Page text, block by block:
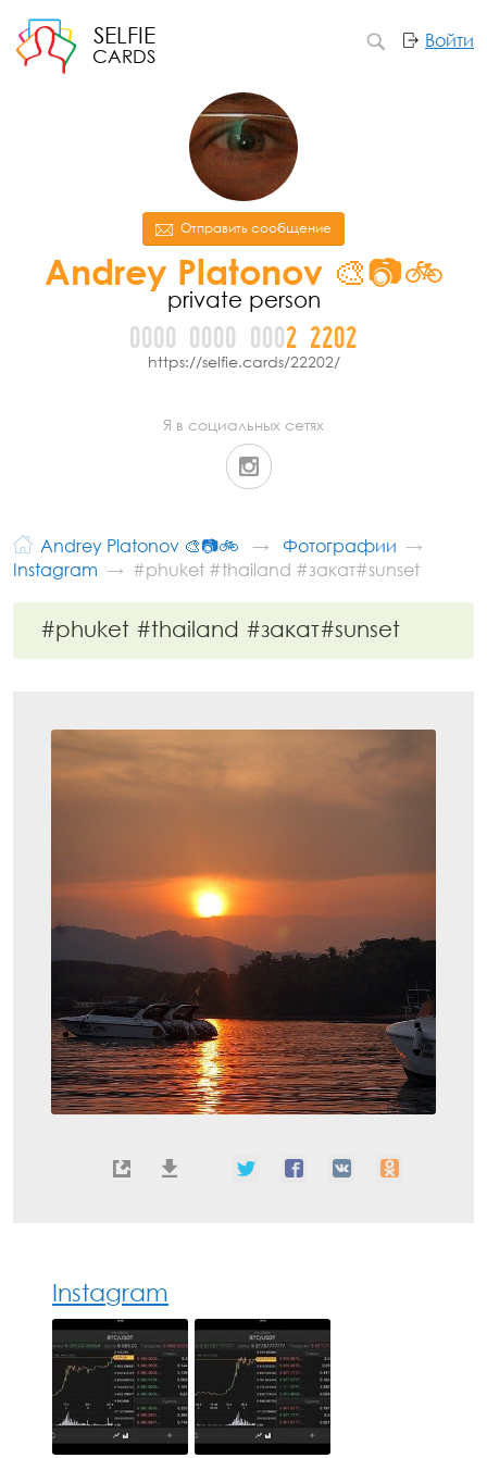
SELFIE
CARDS
Войти
Отправить сообщение
Andrey Platonov 🎨📷🚲
private person
0000 0000 0002 2202
https://selfie.cards/22202/
Я в социальных сетях
Andrey Platonov 🎨📷🚲
Фотографии
Instagram
#phuket #thailand #закат#sunset
#phuket #thailand #закат#sunset
Instagram